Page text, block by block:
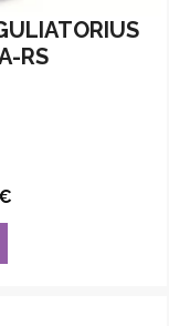
RS
€
product